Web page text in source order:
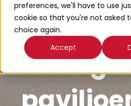
preferences, we'll have to use
cookie so that you're not asked
choice again.
Accept
verschil